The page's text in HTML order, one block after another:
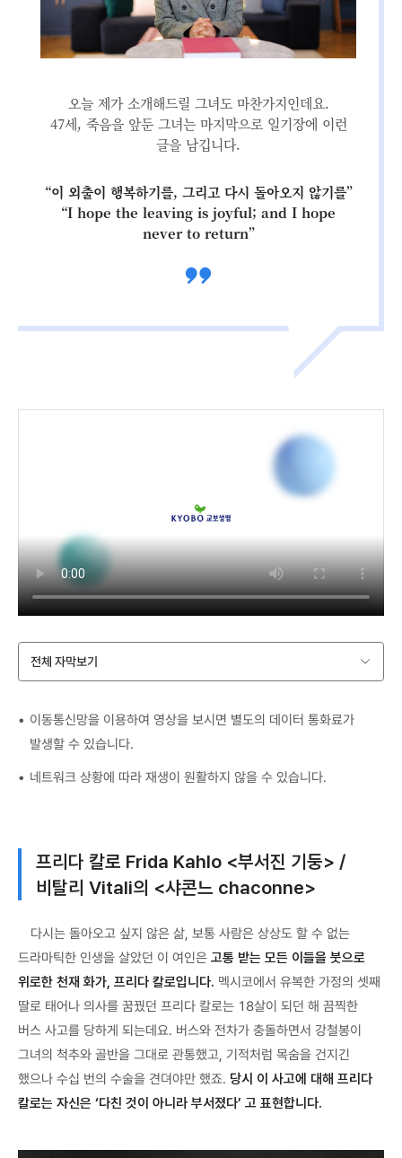
오늘 제가 소개해드릴 그녀도 마찬가지인데요.
47세, 죽음을 앞둔 그녀는 마지막으로 일기장에 이런
글을 남깁니다.
“이 외출이 행복하기를, 그리고 다시 돌아오지 않기를”
“I hope the leaving is joyful; and I hope
never to return”
전체 자막보기
이동통신망을 이용하여 영상을 보시면 별도의 데이터 통화료가
발생할 수 있습니다.
네트워크 상황에 따라 재생이 원활하지 않을 수 있습니다.
프리다 칼로 Frida Kahlo <부서진 기둥> /
비탈리 Vitali의 <샤콘느 chaconne>
다시는 돌아오고 싶지 않은 삶, 보통 사람은 상상도 할 수 없는
드라마틱한 인생을 살았던 이 여인은 고통 받는 모든 이들을 붓으로
위로한 천재 화가, 프리다 칼로입니다. 멕시코에서 유복한 가정의 셋째
딸로 태어나 의사를 꿈꿨던 프리다 칼로는 18살이 되던 해 끔찍한
버스 사고를 당하게 되는데요. 버스와 전차가 충돌하면서 강철봉이
그녀의 척추와 골반을 그대로 관통했고, 기적처럼 목숨을 건지긴
했으나 수십 번의 수술을 견뎌야만 했죠. 당시 이 사고에 대해 프리다
칼로는 자신은 ‘다친 것이 아니라 부서졌다’ 고 표현합니다.